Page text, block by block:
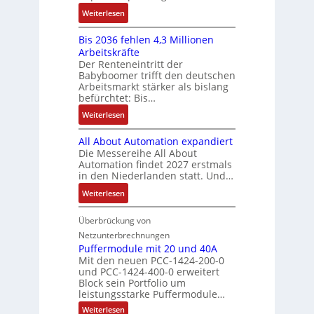
f
n
a
h
m
e
,
g
e
p
ä
g
t
d
u
r
d
a
s
A
u
y
s
e
m
e
f
ü
h
r
e
r
z
u
m
V
o
r
s
t
a
d
d
e
s
V
D
M
2
-
E
r
g
e
b
n
i
s
s
e
b
e
s
t
ä
t
i
g
e
n
J
i
e
b
s
-
u
n
d
M
a
r
k
e
t
n
e
i
t
e
r
b
Weiterlesen:
K
I
b
r
a
u
c
h
t
S
t
r
u
k
u
r
Bis 2036 fehlen 4,3 Millionen
Arbeitskräfte
Der Renteneintritt der
Babyboomer trifft den deutschen
Arbeitsmarkt stärker als bislang
befürchtet: Bis…
Weiterlesen:
B
i
s
2
0
3
6
f
e
h
l
e
n
4
All About Automation expandiert
Die Messereihe All About
Automation findet 2027 erstmals
in den Niederlanden statt. Und…
Weiterlesen:
A
l
l
A
b
o
u
t
Überbrückung von
Netzunterbrechnungen
Puffermodule mit 20 und 40A
Mit den neuen PCC-1424-200-0
und PCC-1424-400-0 erweitert
Block sein Portfolio um
leistungsstarke Puffermodule…
Weiterlesen: